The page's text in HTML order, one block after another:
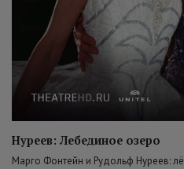
Нуреев: Лебединое озеро
Марго Фонтейн и Рудольф Нуреев: